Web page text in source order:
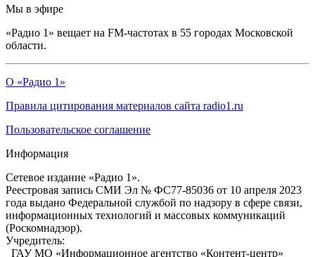
Мы в эфире
«Радио 1» вещает на FM-частотах в 55 городах Московской
области.
О «Радио 1»
Правила цитирования материалов сайта radio1.ru
Пользовательское соглашение
Информация
Сетевое издание «Радио 1».
Реестровая запись СМИ Эл № ФС77-85036 от 10 апреля 2023
года выдано Федеральной службой по надзору в сфере связи,
информационных технологий и массовых коммуникаций
(Роскомнадзор).
Учредитель:
ГАУ МО «Информационное агентство «Контент-центр»